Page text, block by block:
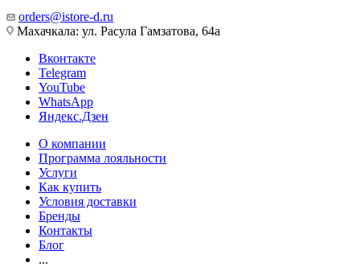
orders@istore-d.ru
Махачкала: ул. Расула Гамзатова, 64а
Вконтакте
Telegram
YouTube
WhatsApp
Яндекс.Дзен
О компании
Программа лояльности
Услуги
Как купить
Условия доставки
Бренды
Контакты
Блог
...